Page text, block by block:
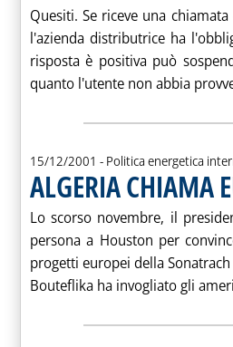
Quesiti. Se riceve una
l'azienda distributrice ha
risposta è positiva può
quanto l'utente non abbia
15/12/2001 - Politica energetica
ALGERIA CHIAMA
Lo scorso novembre, il
persona a Houston per
progetti europei della
Bouteflika ha invogliato gli